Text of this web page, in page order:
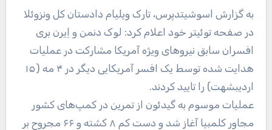
به گزارش اسوشیتدپرس، تارک ویلیام دادستان کل ونزوئلا
در صفحه توئیتر خود اعلام کرد: لوک دنمن و اِیرن بری
افسران سابق نیروهای ویژه آمریکا مشارکت در عملیات
هدایت شده توسط یک افسر آمریکایی دیگر در ۴ مه (۱۵
اردیبشهت) را تایید کردند.
عملیات موسوم به گیدئون از تمرین در کمپ‌های کشور
مجاور کلمبیا آغاز شد و دست کم ۸ کشته و ۶۶ مجروح بر